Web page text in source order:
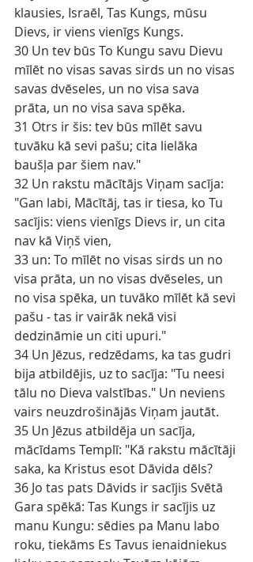
klausies, Israēl, Tas Kungs, mūsu
Dievs, ir viens vienīgs Kungs.
30 Un tev būs To Kungu savu Dievu
mīlēt no visas savas sirds un no visas
savas dvēseles, un no visa sava
prāta, un no visa sava spēka.
31 Otrs ir šis: tev būs mīlēt savu
tuvāku kā sevi pašu; cita lielāka
baušļa par šiem nav."
32 Un rakstu mācītājs Viņam sacīja:
"Gan labi, Mācītāj, tas ir tiesa, ko Tu
sacījis: viens vienīgs Dievs ir, un cita
nav kā Viņš vien,
33 un: To mīlēt no visas sirds un no
visa prāta, un no visas dvēseles, un
no visa spēka, un tuvāko mīlēt kā sevi
pašu - tas ir vairāk nekā visi
dedzināmie un citi upuri."
34 Un Jēzus, redzēdams, ka tas gudri
bija atbildējis, uz to sacīja: "Tu neesi
tālu no Dieva valstības." Un neviens
vairs neuzdrošinājās Viņam jautāt.
35 Un Jēzus atbildēja un sacīja,
mācīdams Templī: "Kā rakstu mācītāji
saka, ka Kristus esot Dāvida dēls?
36 Jo tas pats Dāvids ir sacījis Svētā
Gara spēkā: Tas Kungs ir sacījis uz
manu Kungu: sēdies pa Manu labo
roku, tiekāms Es Tavus ienaidniekus